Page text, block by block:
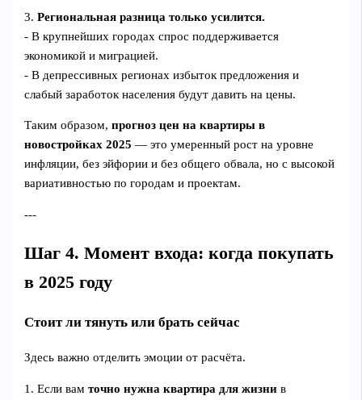
3.Региональная разница только усилится.
- В крупнейших городах спрос поддерживается
экономикой и миграцией.
- В депрессивных регионах избыток предложения и
слабый заработок населения будут давить на цены.
Таким образом,прогноз цен на квартиры в
новостройках 2025 — это умеренный рост на уровне
инфляции, без эйфории и без общего обвала, но с высокой
вариативностью по городам и проектам.
---
Шаг 4. Момент входа: когда покупать
в 2025 году
Стоит ли тянуть или брать сейчас
Здесь важно отделить эмоции от расчёта.
1. Если вамточно нужна квартира для жизни в